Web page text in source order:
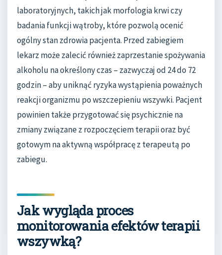
laboratoryjnych, takich jak morfologia krwi czy
badania funkcji wątroby, które pozwolą ocenić
ogólny stan zdrowia pacjenta. Przed zabiegiem
lekarz może zalecić również zaprzestanie spożywania
alkoholu na określony czas – zazwyczaj od 24 do 72
godzin – aby uniknąć ryzyka wystąpienia poważnych
reakcji organizmu po wszczepieniu wszywki. Pacjent
powinien także przygotować się psychicznie na
zmiany związane z rozpoczęciem terapii oraz być
gotowym na aktywną współpracę z terapeutą po
zabiegu.
Jak wygląda proces
monitorowania efektów terapii
wszywką?